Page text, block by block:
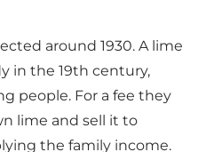
around 1930. A lime
in the 19th century,
people. For a fee they
lime and sell it to
the family income.